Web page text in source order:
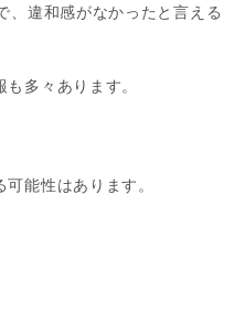
、違和感がなかったと言える
多々あります。
能性はあります。